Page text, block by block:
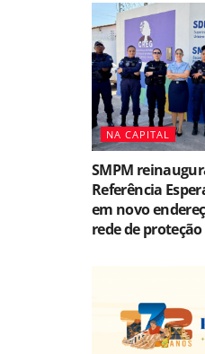
NA CAPITAL
SMPM
Referência
em novo
rede de